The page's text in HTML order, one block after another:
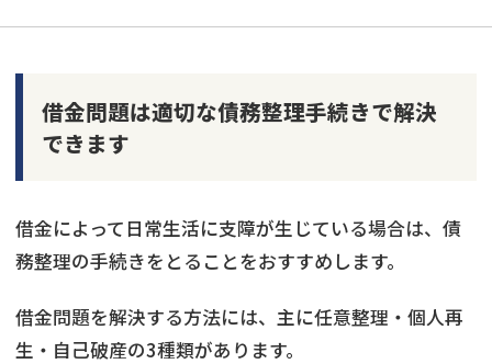
借金問題は適切な債務整理手続きで解決
できます
借金によって日常生活に支障が生じている場合は、債
務整理の手続きをとることをおすすめします。
借金問題を解決する方法には、主に任意整理・個人再
生・自己破産の3種類があります。